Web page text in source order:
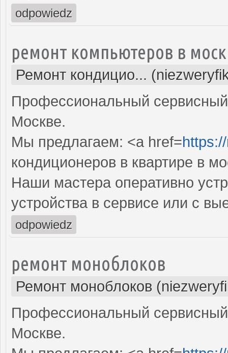
odpowiedz
ремонт компьютеров в
Ремонт кондицио...
Профессиональный
Москве.
Мы предлагаем: <a href=
кондиционеров в квартире в
Наши мастера оперативно
устройства в сервисе или с
odpowiedz
ремонт моноблоков
Ремонт моноблоков
Профессиональный
Москве.